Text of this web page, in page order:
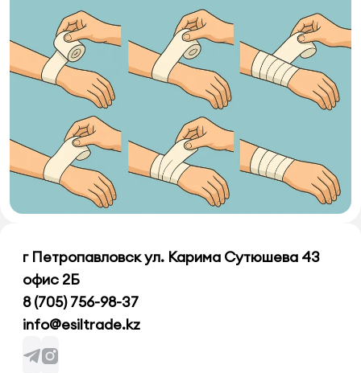
г Петропавловск ул. Карима Сутюшева 43
офис 2Б
8 (705) 756-98-37
info@esiltrade.kz